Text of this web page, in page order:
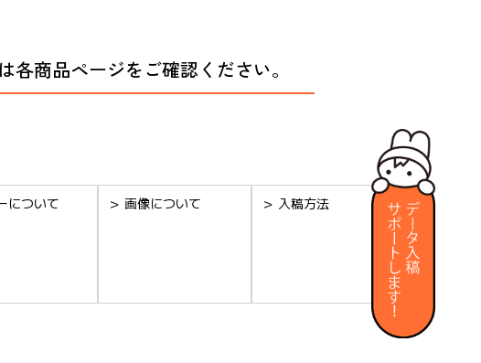
商品ページをご確認ください。
について ＞ 画像について ＞ 入稿方法